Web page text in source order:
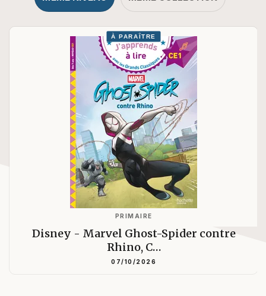
À PARAÎTRE
PRIMAIRE
Disney - Marvel Ghost-Spider contre
Rhino, C…
07/10/2026